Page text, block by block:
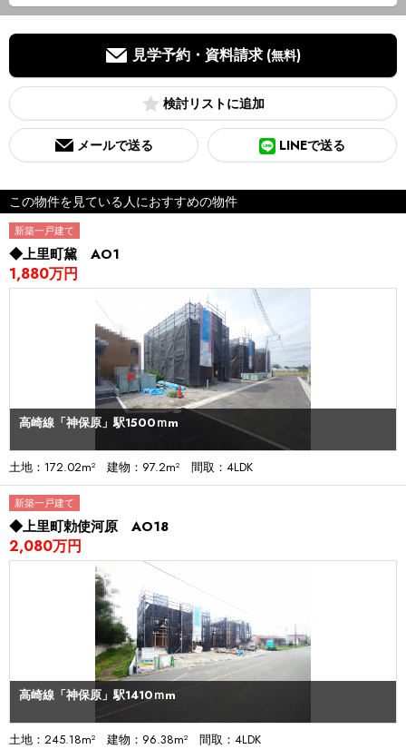
見学予約・資料請求 (無料)
検討リスト
メールで送る LINEで送る
この物件を見ている人におすすめの物件
新築一戸建て
◆上里町黛 AO1
1,880万円
高崎線「神保原」駅1500ｍm
土地：172.02m² 建物：97.2m² 間取：4LDK
新築一戸建て
◆上里町勅使河原 AO18
2,080万円
高崎線「神保原」駅1410ｍm
土地：245.18m² 建物：96.38m² 間取：4LDK